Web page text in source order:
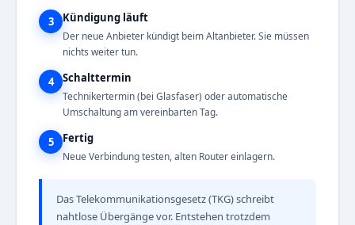
3 Kündigung läuft
Der neue Anbieter kündigt beim Altanbieter. Sie müssen
nichts weiter tun.
4 Schalttermin
Technikertermin (bei Glasfaser) oder automatische
Umschaltung am vereinbarten Tag.
5 Fertig
Neue Verbindung testen, alten Router einlagern.
Das Telekommunikationsgesetz (TKG) schreibt
nahtlose Übergänge vor. Entstehen trotzdem